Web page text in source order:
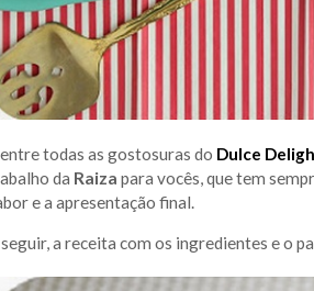
todas as gostosuras do Dulce
da Raiza para vocês, que tem
e a apresentação final.
a receita com os ingredientes e o